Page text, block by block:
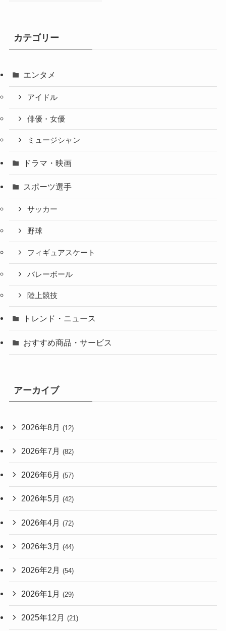
カテゴリー
エンタメ
アイドル
俳優・女優
ミュージシャン
ドラマ・映画
スポーツ選手
サッカー
野球
フィギュアスケート
バレーボール
陸上競技
トレンド・ニュース
おすすめ商品・サービス
アーカイブ
2026年8月 (12)
2026年7月 (82)
2026年6月 (57)
2026年5月 (42)
2026年4月 (72)
2026年3月 (44)
2026年2月 (54)
2026年1月 (29)
2025年12月 (21)